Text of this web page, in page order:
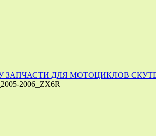
ЗАПЧАСТИ ДЛЯ МОТОЦИКЛОВ
2006_ZX6R